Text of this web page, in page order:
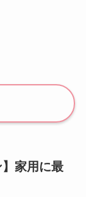
】家用に最